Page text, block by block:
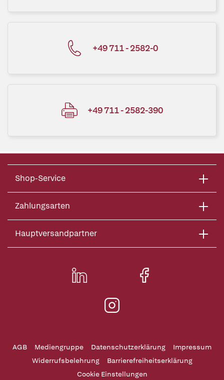
+49 711 - 2582-0
+49 711 - 2582-390
Shop-Service
Zahlungsarten
Hauptversandpartner
AGB Mediengruppe Datenschutzerklärung
Impressum
Widerrufsbelehrung
Barrierefreiheitserklärung
Cookie Einstellungen